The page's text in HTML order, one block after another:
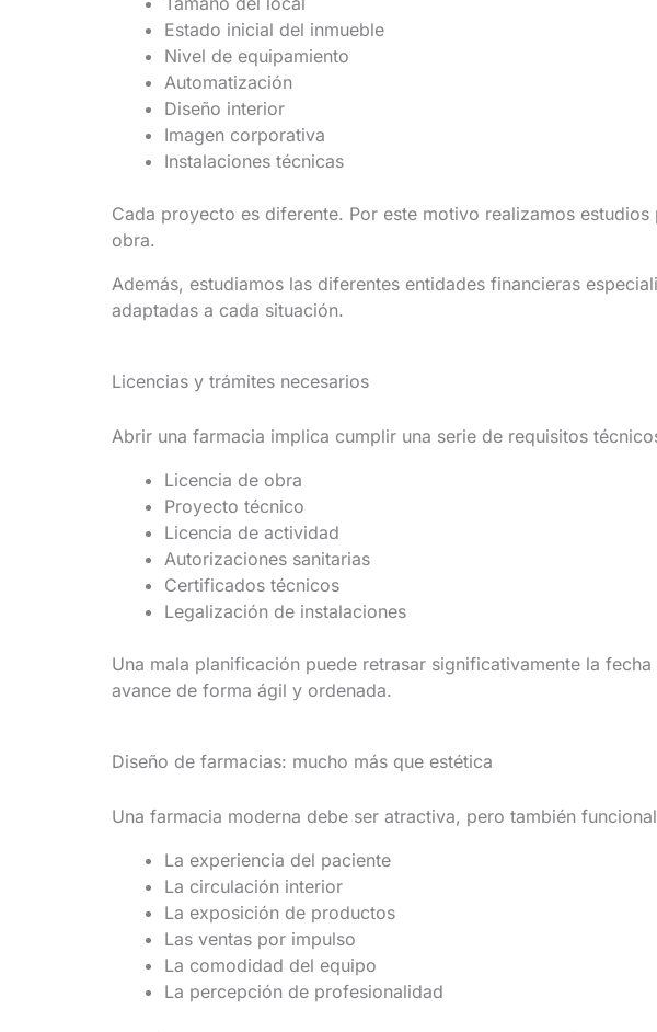
Estado inicial del inmueble
Nivel de equipamiento
Automatización
Diseño interior
Imagen corporativa
Instalaciones técnicas
Cada proyecto es diferente. Por este motivo realizamos
obra.
Además, estudiamos las diferentes entidades financieras
adaptadas a cada situación.
Licencias y trámites necesarios
Abrir una farmacia implica cumplir una serie de requisitos
Licencia de obra
Proyecto técnico
Licencia de actividad
Autorizaciones sanitarias
Certificados técnicos
Legalización de instalaciones
Una mala planificación puede retrasar significativamente la
avance de forma ágil y ordenada.
Diseño de farmacias: mucho más que estética
Una farmacia moderna debe ser atractiva, pero también
La experiencia del paciente
La circulación interior
La exposición de productos
Las ventas por impulso
La comodidad del equipo
La percepción de profesionalidad